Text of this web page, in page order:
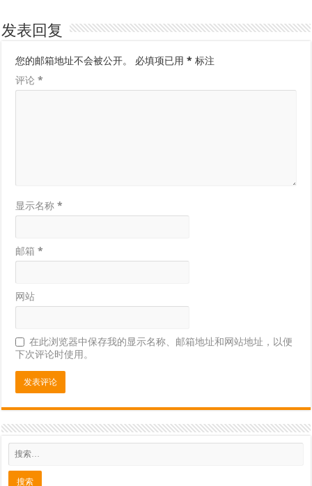
发表回复
您的邮箱地址不会被公开。 必填项已用* 标注
评论*
显示名称*
邮箱*
网站
在此浏览器中保存我的显示名称、邮箱地址和网站地址，以便
下次评论时使用。